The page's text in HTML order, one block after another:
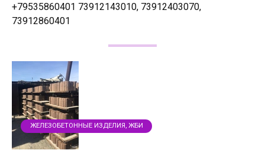
+79535860401 73912143010, 73912403070,
73912860401
ЖЕЛЕЗОБЕТОННЫЕ ИЗДЕЛИЯ, ЖБИ